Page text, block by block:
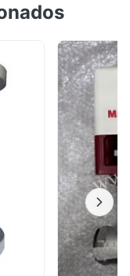
de modo único